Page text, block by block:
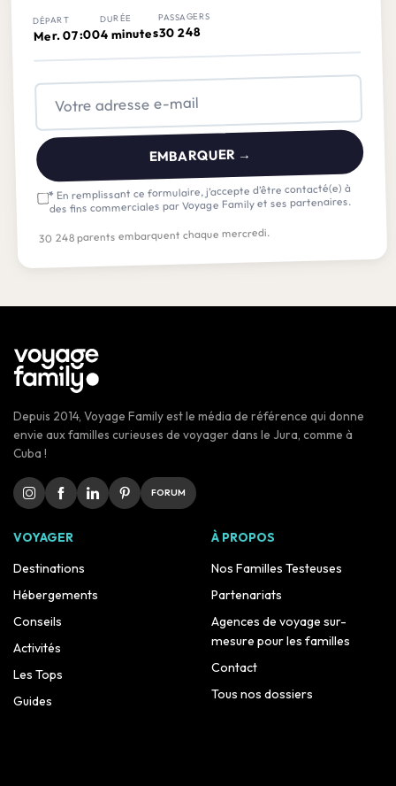
DÉPART
Mer. 07:00
DURÉE
4 minutes
PASSAGERS
30 248
EMBARQUER →
*En remplissant ce formulaire, j’accepte d’être contacté(e) à
des fins commerciales par Voyage Family et ses partenaires.
30 248 parents embarquent chaque mercredi.
Depuis 2014, Voyage Family est le média de référence qui donne
envie aux familles curieuses de voyager dans le Jura, comme à
Cuba !
FORUM
VOYAGER
Destinations
Hébergements
Conseils
Activités
Les Tops
Guides
À PROPOS
Nos Familles Testeuses
Partenariats
Agences de voyage sur-
mesure pour les familles
Contact
Tous nos dossiers